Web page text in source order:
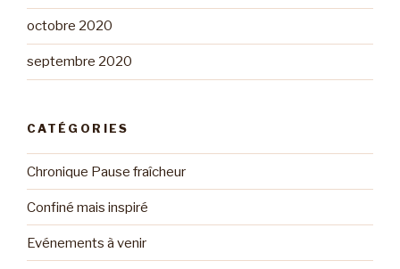
octobre 2020
septembre 2020
CATÉGORIES
Chronique Pause fraîcheur
Confiné mais inspiré
Evénements à venir